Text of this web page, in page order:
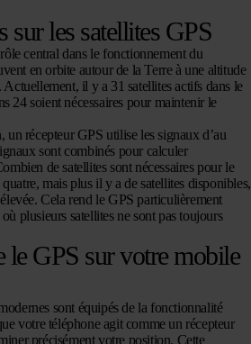
sur les satellites GPS
central dans le fonctionnement du
en orbite autour de la Terre à une altitude
il y a 31 satellites actifs dans le
24 soient nécessaires pour maintenir le
un récepteur GPS utilise les signaux d’au
sont combinés pour calculer
de satellites sont nécessaires pour le
mais plus il y a de satellites disponibles,
Cela rend le GPS particulièrement
plusieurs satellites ne sont pas toujours
le GPS sur votre mobile
sont équipés de la fonctionnalité
votre téléphone agit comme un récepteur
précisément votre position. Cette